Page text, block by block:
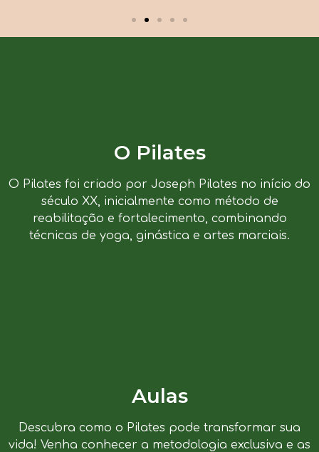
O Pilates
O Pilates foi criado por Joseph Pilates no início do
século XX, inicialmente como método de
reabilitação e fortalecimento, combinando
técnicas de yoga, ginástica e artes marciais.
Aulas
Descubra como o Pilates pode transformar sua
vida! Venha conhecer a metodologia exclusiva e as